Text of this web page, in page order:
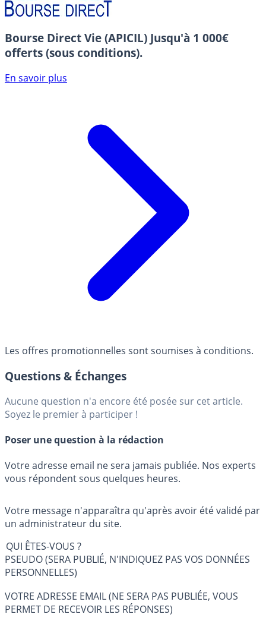
Bourse Direct Vie (APICIL) Jusqu'à 1 000€
offerts (sous conditions).
En savoir plus
Les offres promotionnelles sont soumises à conditions.
Questions & Échanges
Aucune question n'a encore été posée sur cet article.
Soyez le premier à participer !
Poser une question à la rédaction
Votre adresse email ne sera jamais publiée. Nos experts
vous répondent sous quelques heures.
Votre message n'apparaîtra qu'après avoir été validé par
un administrateur du site.
QUI ÊTES-VOUS ?
PSEUDO (SERA PUBLIÉ, N'INDIQUEZ PAS VOS DONNÉES
PERSONNELLES)
VOTRE ADRESSE EMAIL (NE SERA PAS PUBLIÉE, VOUS
PERMET DE RECEVOIR LES RÉPONSES)